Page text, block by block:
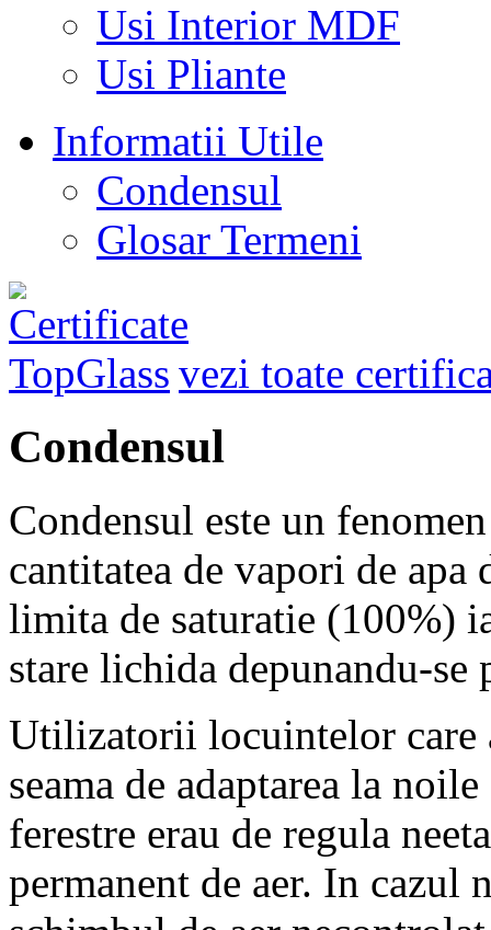
Usi Interior MDF
Usi Pliante
Informatii Utile
Condensul
Glosar Termeni
vezi toate
Condensul
Condensul este un
cantitatea de vapori de
limita de saturatie (100%)
stare lichida depunandu-se
Utilizatorii locuintelor care
seama de adaptarea la
ferestre erau de regula
permanent de aer. In cazul